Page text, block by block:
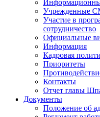
Учрежденные
Участие в
сотрудничество
Официальные
Информация
Кадровая
Приоритеты
Контакты
Отчет главы
Документы
Положение об